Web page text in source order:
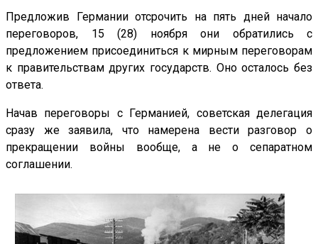
Предложив Германии отсрочить на пять дней начало
переговоров, 15 (28) ноября они обратились с
предложением присоединиться к мирным переговорам
к правительствам других государств. Оно осталось без
ответа.
Начав переговоры с Германией, советская делегация
сразу же заявила, что намерена вести разговор о
прекращении войны вообще, а не о сепаратном
соглашении.